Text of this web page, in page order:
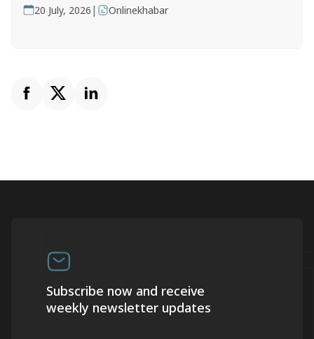
20 July, 2026 | Onlinekhabar
Subscribe now and receive
weekly newsletter updates